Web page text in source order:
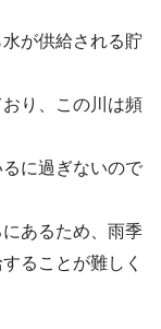
が供給される貯
り、この川は頻
に過ぎないので
あるため、雨季
ることが難しく